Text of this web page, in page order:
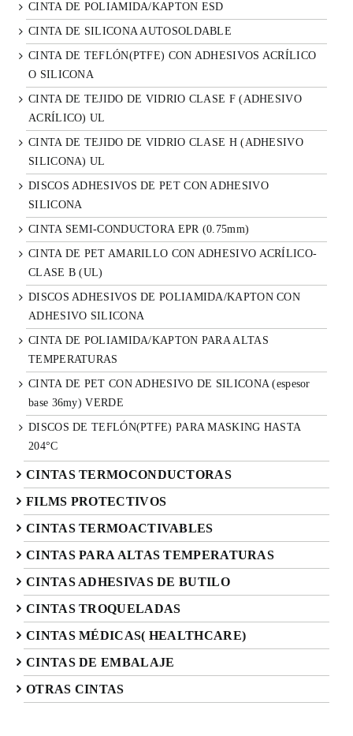
CINTA DE POLIAMIDA/KAPTON ESD
CINTA DE SILICONA AUTOSOLDABLE
CINTA DE TEFLÓN(PTFE) CON ADHESIVOS ACRÍLICO
O SILICONA
CINTA DE TEJIDO DE VIDRIO CLASE F (ADHESIVO
ACRÍLICO) UL
CINTA DE TEJIDO DE VIDRIO CLASE H (ADHESIVO
SILICONA) UL
DISCOS ADHESIVOS DE PET CON ADHESIVO
SILICONA
CINTA SEMI-CONDUCTORA EPR (0.75mm)
CINTA DE PET AMARILLO CON ADHESIVO ACRÍLICO-
CLASE B (UL)
DISCOS ADHESIVOS DE POLIAMIDA/KAPTON CON
ADHESIVO SILICONA
CINTA DE POLIAMIDA/KAPTON PARA ALTAS
TEMPERATURAS
CINTA DE PET CON ADHESIVO DE SILICONA (espesor
base 36my) VERDE
DISCOS DE TEFLÓN(PTFE) PARA MASKING HASTA
204°C
CINTAS TERMOCONDUCTORAS
FILMS PROTECTIVOS
CINTAS TERMOACTIVABLES
CINTAS PARA ALTAS TEMPERATURAS
CINTAS ADHESIVAS DE BUTILO
CINTAS TROQUELADAS
CINTAS MÉDICAS( HEALTHCARE)
CINTAS DE EMBALAJE
OTRAS CINTAS